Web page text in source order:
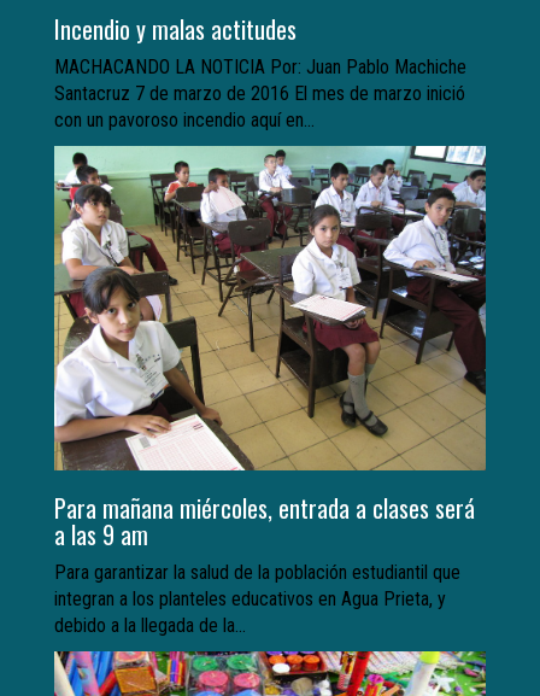
Incendio y malas actitudes
MACHACANDO LA NOTICIA Por: Juan Pablo Machiche
Santacruz 7 de marzo de 2016 El mes de marzo inició
con un pavoroso incendio aquí en...
Para mañana miércoles, entrada a clases será
a las 9 am
Para garantizar la salud de la población estudiantil que
integran a los planteles educativos en Agua Prieta, y
debido a la llegada de la...